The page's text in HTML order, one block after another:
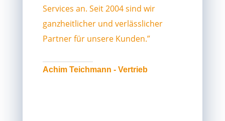
Services an. Seit 2004 sind wir
ganzheitlicher und verlässlicher
Partner für unsere Kunden.”
Achim Teichmann - Vertrieb